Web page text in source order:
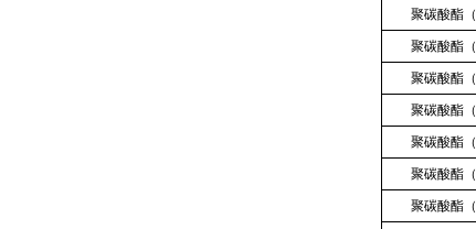
聚碳酸酯（
聚碳酸酯（
聚碳酸酯（
聚碳酸酯（
聚碳酸酯（
聚碳酸酯（
聚碳酸酯（